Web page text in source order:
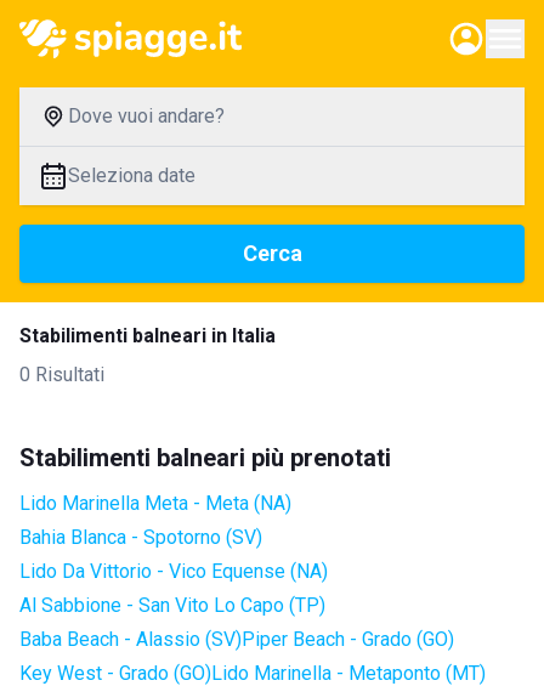
Dove vuoi andare?
Seleziona date
Cerca
Stabilimenti balneari in Italia
0 Risultati
Stabilimenti balneari più prenotati
Lido Marinella Meta - Meta (NA)
Bahia Blanca - Spotorno (SV)
Lido Da Vittorio - Vico Equense (NA)
Al Sabbione - San Vito Lo Capo (TP)
Baba Beach - Alassio (SV)Piper Beach - Grado (GO)
Key West - Grado (GO)Lido Marinella - Metaponto (MT)